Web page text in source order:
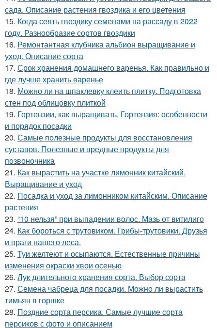
сада. Описание растения гвоздика и его цветения
15. Когда сеять гвоздику семенами на рассаду в 2022
году. Разнообразие сортов гвоздики
16. Ремонтантная клубника альбион выращивание и
уход. Описание сорта
17. Срок хранения домашнего варенья. Как правильно и
где лучше хранить варенье
18. Можно ли на шпаклевку клеить плитку. Подготовка
стен под облицовку плиткой
19. Гортензии, как выращивать. Гортензия: особенности
и порядок посадки
20. Самые полезные продукты для восстановления
суставов. Полезные и вредные продукты для
позвоночника
21. Как вырастить на участке лимонник китайский.
Выращивание и уход
22. Посадка и уход за лимонником китайским. Описание
растения
23. “10 нельзя” при выпадении волос. Мазь от витилиго
24. Как бороться с трутовиком. Грибы-трутовики. Друзья
и враги нашего леса.
25. Туи желтеют и осыпаются. Естественные причины
изменения окраски хвои осенью
26. Лук длительного хранения сорта. Выбор сорта
27. Семена чабреца для посадки. Можно ли вырастить
тимьян в горшке
28. Поздние сорта персика. Самые лучшие сорта
персиков с фото и описанием